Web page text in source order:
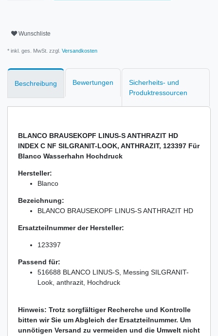
Wunschliste
* inkl. ges. MwSt. zzgl. Versandkosten
Beschreibung Bewertungen
Sicherheits- und
Produktressourcen
BLANCO BRAUSEKOPF LINUS-S ANTHRAZIT HD
INDEX C NF SILGRANIT-LOOK, ANTHRAZIT, 123397 Für
Blanco Wasserhahn Hochdruck
Hersteller:
Blanco
Bezeichnung:
BLANCO BRAUSEKOPF LINUS-S ANTHRAZIT HD
Ersatzteilnummer der Hersteller:
123397
Passend für:
516688 BLANCO LINUS-S, Messing SILGRANIT-
Look, anthrazit, Hochdruck
Hinweis: Trotz sorgfältiger Recherche und Kontrolle
bitten wir Sie um Abgleich der Ersatzteilnummer. Um
unnötigen Versand zu vermeiden und die Umwelt nicht